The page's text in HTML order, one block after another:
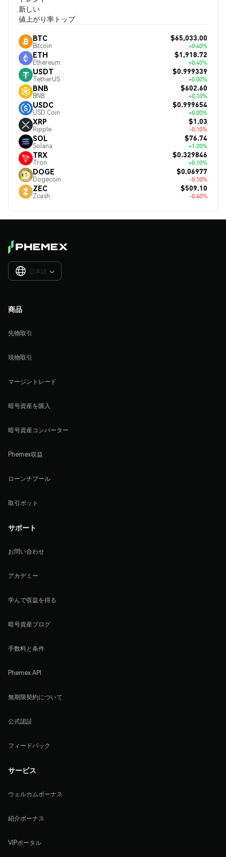
新しい
値上がり率トップ
BTC
Bitcoin
$65,033.00
+0.40%
ETH
Ethereum
$1,918.72
+0.40%
USDT
TetherUS
$0.999339
+0.00%
BNB
BNB
$602.60
+0.10%
USDC
USD Coin
$0.999654
+0.00%
XRP
Ripple
$1.03
-0.10%
SOL
Solana
$76.74
+1.20%
TRX
Tron
$0.329846
+0.10%
DOGE
Dogecoin
$0.06977
-0.10%
ZEC
Zcash
$509.10
-0.40%
日本語 
商品
先物取引
現物取引
マージントレード
暗号資産を購入
暗号資産コンバーター
Phemex収益
ローンチプール
取引ボット
サポート
お問い合わせ
アカデミー
学んで収益を得る
暗号資産ブログ
手数料と条件
Phemex API
無期限契約について
公式認証
フィードバック
サービス
ウェルカムボーナス
紹介ボーナス
VIPポータル